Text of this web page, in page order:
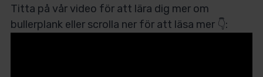
Titta på vår video för att lära dig mer om
bullerplank eller scrolla ner för att läsa mer 👇: